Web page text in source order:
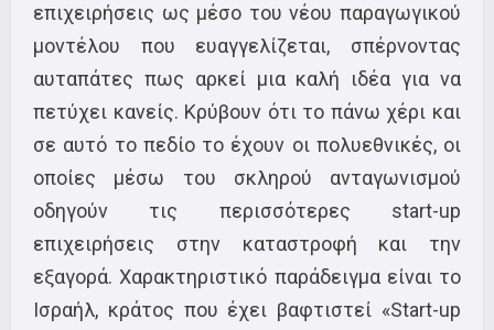
επιχειρήσεις ως μέσο του νέου παραγωγικού
μοντέλου που ευαγγελίζεται, σπέρνοντας
αυταπάτες πως αρκεί μια καλή ιδέα για να
πετύχει κανείς. Κρύβουν ότι το πάνω χέρι και
σε αυτό το πεδίο το έχουν οι πολυεθνικές, οι
οποίες μέσω του σκληρού ανταγωνισμού
οδηγούν τις περισσότερες start-up
επιχειρήσεις στην καταστροφή και την
εξαγορά. Χαρακτηριστικό παράδειγμα είναι το
Ισραήλ, κράτος που έχει βαφτιστεί «Start-up